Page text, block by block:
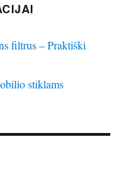
filtrus – Praktiški
stiklams